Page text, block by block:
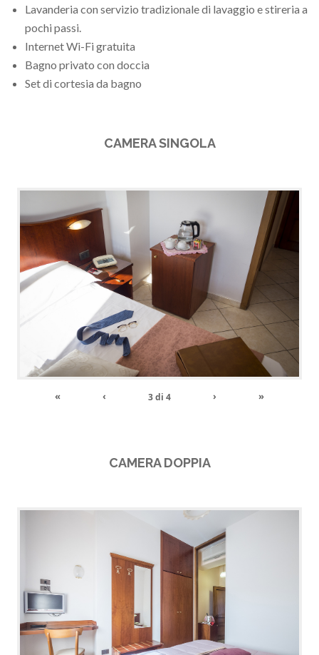
Lavanderia con servizio tradizionale di lavaggio e stireria a
pochi passi.
Internet Wi-Fi gratuita
Bagno privato con doccia
Set di cortesia da bagno
CAMERA SINGOLA
« ‹ 3di 4 › »
CAMERA DOPPIA